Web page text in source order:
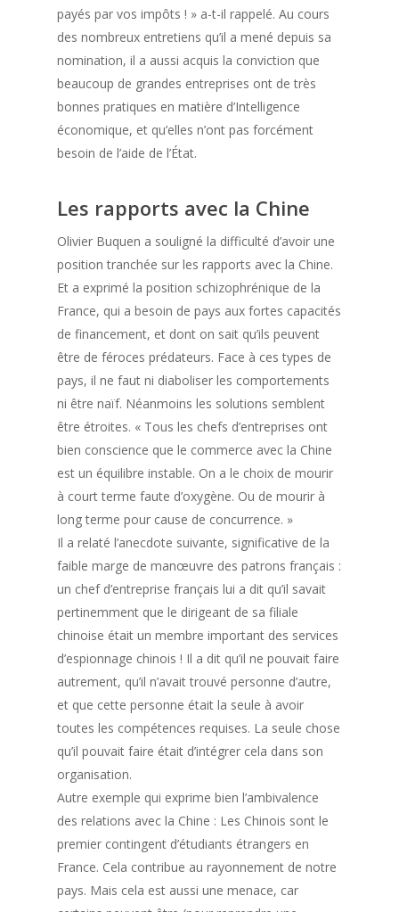
payés par vos impôts ! » a-t-il rappelé. Au cours
des nombreux entretiens qu’il a mené depuis sa
nomination, il a aussi acquis la conviction que
beaucoup de grandes entreprises ont de très
bonnes pratiques en matière d’Intelligence
économique, et qu’elles n’ont pas forcément
besoin de l’aide de l’État.
Les rapports avec la Chine
Olivier Buquen a souligné la difficulté d’avoir une
position tranchée sur les rapports avec la Chine.
Et a exprimé la position schizophrénique de la
France, qui a besoin de pays aux fortes capacités
de financement, et dont on sait qu’ils peuvent
être de féroces prédateurs. Face à ces types de
pays, il ne faut ni diaboliser les comportements
ni être naïf. Néanmoins les solutions semblent
être étroites. « Tous les chefs d’entreprises ont
bien conscience que le commerce avec la Chine
est un équilibre instable. On a le choix de mourir
à court terme faute d’oxygène. Ou de mourir à
long terme pour cause de concurrence. »
Il a relaté l’anecdote suivante, significative de la
faible marge de manœuvre des patrons français :
un chef d’entreprise français lui a dit qu’il savait
pertinemment que le dirigeant de sa filiale
chinoise était un membre important des services
d’espionnage chinois ! Il a dit qu’il ne pouvait faire
autrement, qu’il n’avait trouvé personne d’autre,
et que cette personne était la seule à avoir
toutes les compétences requises. La seule chose
qu’il pouvait faire était d’intégrer cela dans son
organisation.
Autre exemple qui exprime bien l’ambivalence
des relations avec la Chine : Les Chinois sont le
premier contingent d’étudiants étrangers en
France. Cela contribue au rayonnement de notre
pays. Mais cela est aussi une menace, car